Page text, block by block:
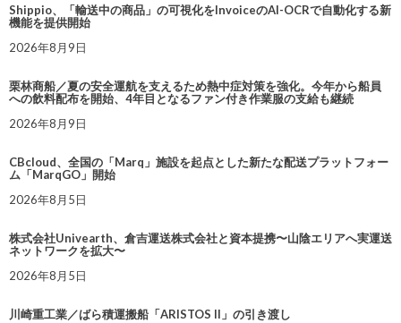
Shippio、「輸送中の商品」の可視化をInvoiceのAI-OCRで自動化する新
機能を提供開始
2026年8月9日
栗林商船／夏の安全運航を支えるため熱中症対策を強化。今年から船員
への飲料配布を開始、4年目となるファン付き作業服の支給も継続
2026年8月9日
CBcloud、全国の「Marq」施設を起点とした新たな配送プラットフォー
ム「MarqGO」開始
2026年8月5日
株式会社Univearth、倉吉運送株式会社と資本提携〜山陰エリアへ実運送
ネットワークを拡大〜
2026年8月5日
川崎重工業／ばら積運搬船「ARISTOS II」の引き渡し